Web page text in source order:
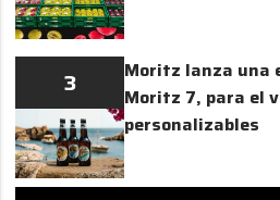
3
Moritz lanza una
Moritz 7, para el
personalizables